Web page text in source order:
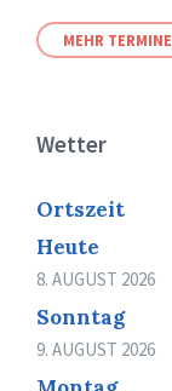
MEHR TERMINE
Wetter
Ortszeit
Heute
8. AUGUST 2026
Sonntag
9. AUGUST 2026